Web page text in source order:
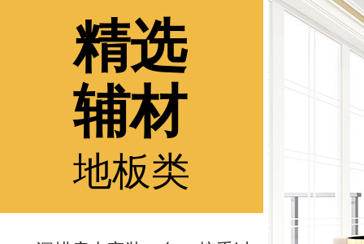
精选
辅材
地板类